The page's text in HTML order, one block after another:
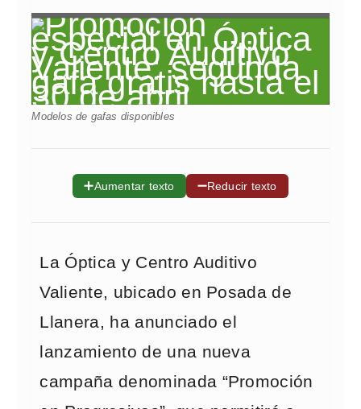
Modelos de gafas disponibles
➕Aumentar texto ➖Reducir texto
La Óptica y Centro Auditivo
Valiente, ubicado en Posada de
Llanera, ha anunciado el
lanzamiento de una nueva
campaña denominada “Promoción